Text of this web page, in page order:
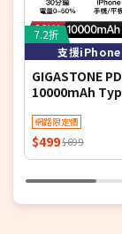
7.2折
支援iPhone
GIGASTONE
10000mAh
網路限定價
$499$699